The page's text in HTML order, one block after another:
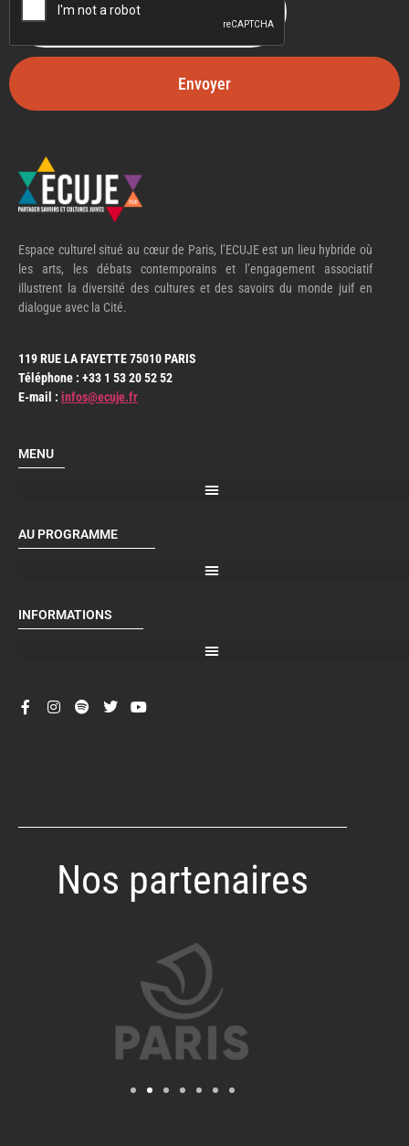
Envoyer
Espace culturel situé au cœur de Paris, l’ECUJE est un lieu hybride où
les arts, les débats contemporains et l’engagement associatif
illustrent la diversité des cultures et des savoirs du monde juif en
dialogue avec la Cité.
119 RUE LA FAYETTE 75010 PARIS
Téléphone : +33 1 53 20 52 52
E-mail : infos@ecuje.fr
MENU
AU PROGRAMME
INFORMATIONS
Nos partenaires